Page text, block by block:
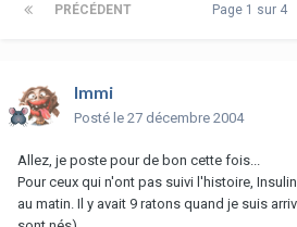
PRÉCÉDENT Page 1 sur 4
Immi
Posté le 27 décembre 2004
Allez, je poste pour de bon cette fois...
Pour ceux qui n'ont pas suivi l'histoire,
au matin. Il y avait 9 ratons quand je suis